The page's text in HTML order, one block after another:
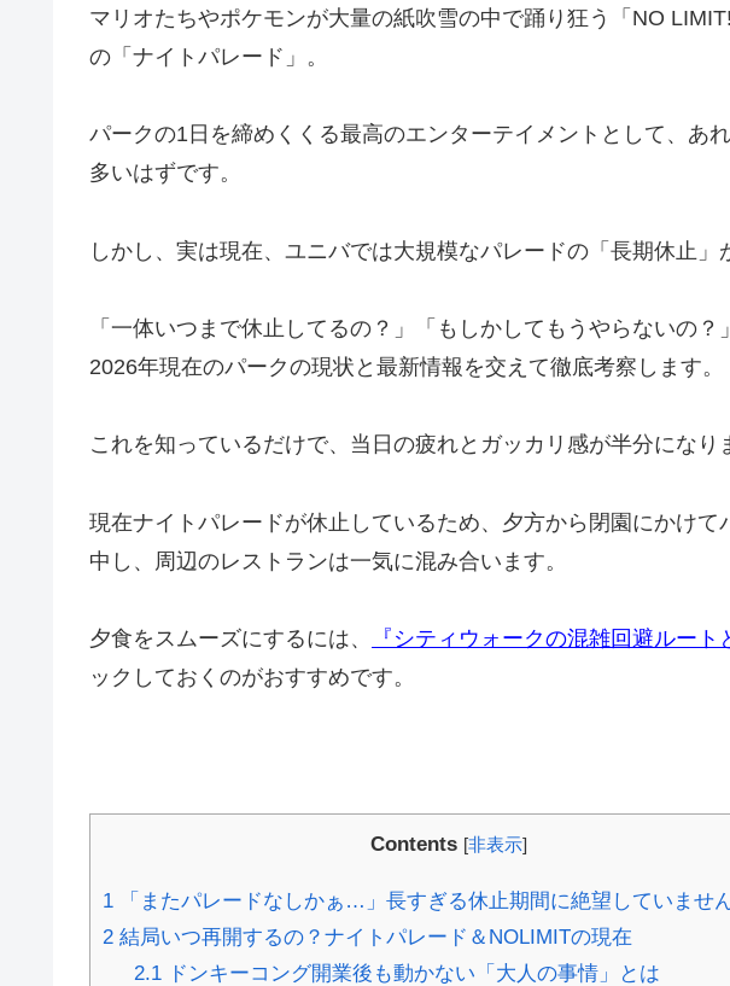
マリオたちやポケモンが大量の紙吹雪の中で踊り狂う「NO
の「ナイトパレード」。
パークの1日を締めくくる最高のエンターテイメントとして、あ
多いはずです。
しかし、実は現在、ユニバでは大規模なパレードの「長期休止」
「一体いつまで休止してるの？」「もしかしてもうやらないの？
2026年現在のパークの現状と最新情報を交えて徹底考察します。
これを知っているだけで、当日の疲れとガッカリ感が半分になり
現在ナイトパレードが休止しているため、夕方から閉園にかけ
中し、周辺のレストランは一気に混み合います。
夕食をスムーズにするには、 『シティウォークの混雑回避ルート
ックしておくのがおすすめです。
Contents [非表示]
1 「またパレードなしかぁ…」長すぎる休止期間に絶望していませ
2 結局いつ再開するの？ナイトパレード＆NOLIMITの現在
2.1ドンキーコング開業後も動かない「大人の事情」とは